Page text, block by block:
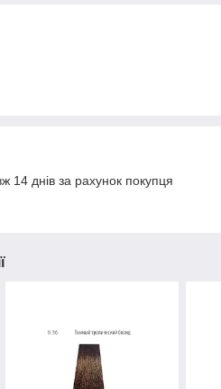
14 днів за рахунок покупця